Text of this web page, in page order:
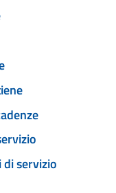
di servizio